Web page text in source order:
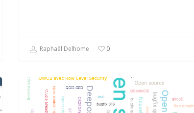
Raphaël Delhome 0
DEVELOPPEMENT